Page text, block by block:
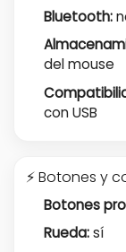
Bluetooth:
del mouse
con USB
⚡ Botones y
Botones
Rueda:sí